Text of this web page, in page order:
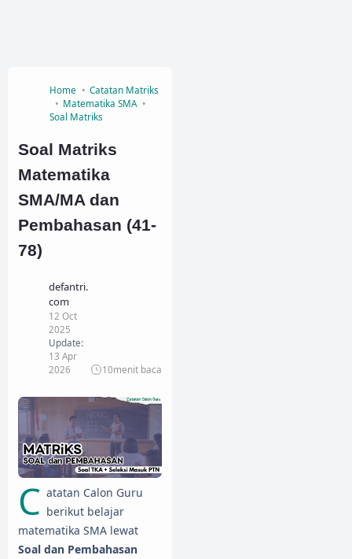
Home
Catatan Matriks
Matematika SMA
Soal Matriks
Soal Matriks
Matematika
SMA/MA dan
Pembahasan (41-
78)
defantri.
com
12 Oct
2025
Update:
13 Apr
2026
10menit baca
C atatan Calon Guru
berikut belajar
matematika SMA lewat
Soal dan Pembahasan